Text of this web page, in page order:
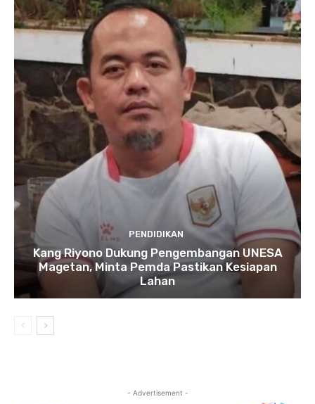
PENDIDIKAN
Kang Riyono Dukung Pengembangan UNESA
Magetan, Minta Pemda Pastikan Kesiapan
Lahan
- Advertisement -